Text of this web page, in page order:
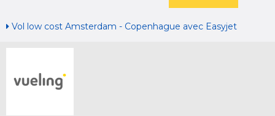
Vol low cost Amsterdam - Copenhague avec Easyjet